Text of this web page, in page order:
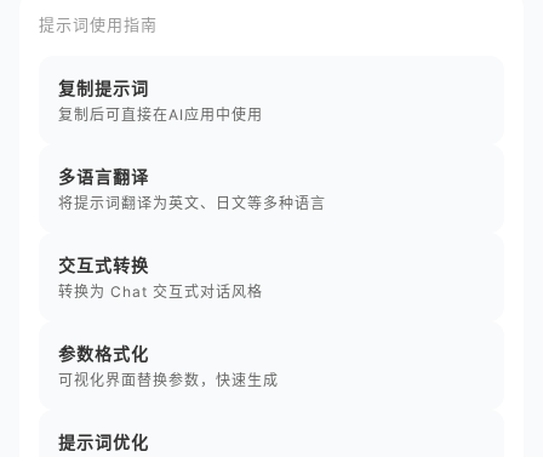
提示词使用指南
复制提示词
复制后可直接在AI应用中使用
多语言翻译
将提示词翻译为英文、日文等多种语言
交互式转换
转换为 Chat 交互式对话风格
参数格式化
可视化界面替换参数，快速生成
提示词优化